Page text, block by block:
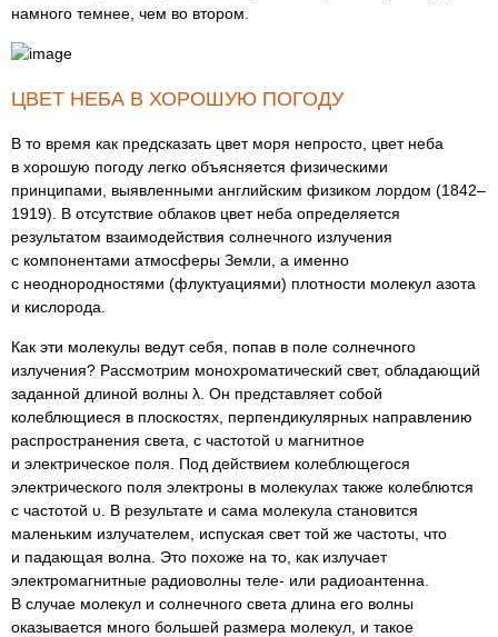
намного темнее, чем во втором.
ЦВЕТ НЕБА В ХОРОШУЮ ПОГОДУ
В то время как предсказать цвет моря непросто, цвет неба
в хорошую погоду легко объясняется физическими
принципами, выявленными английским физиком лордом (1842–
1919). В отсутствие облаков цвет неба определяется
результатом взаимодействия солнечного излучения
с компонентами атмосферы Земли, а именно
с неоднородностями (флуктуациями) плотности молекул азота
и кислорода.
Как эти молекулы ведут себя, попав в поле солнечного
излучения? Рассмотрим монохроматический свет, обладающий
заданной длиной волны λ. Он представляет собой
колеблющиеся в плоскостях, перпендикулярных направлению
распространения света, с частотой υ магнитное
и электрическое поля. Под действием колеблющегося
электрического поля электроны в молекулах также колеблются
с частотой υ. В результате и сама молекула становится
маленьким излучателем, испуская свет той же частоты, что
и падающая волна. Это похоже на то, как излучает
электромагнитные радиоволны теле- или радиоантенна.
В случае молекул и солнечного света длина его волны
оказывается много большей размера молекул, и такое